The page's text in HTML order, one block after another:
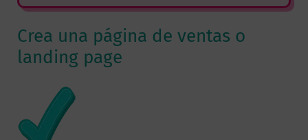
Crea una página de ventas o
landing page